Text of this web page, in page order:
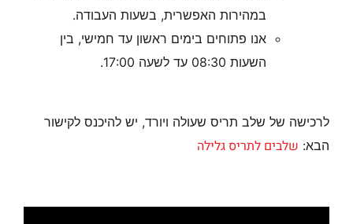
במהירות האפשרית, בשעות העבודה.
אנו פתוחים בימים ראשון עד חמישי, בין
השעות 08:30 עד לשעה 17:00.
לרכישה של שלב תריס שעולה ויורד, יש להיכנס לקישור
הבא: שלבים לתריס גלילה